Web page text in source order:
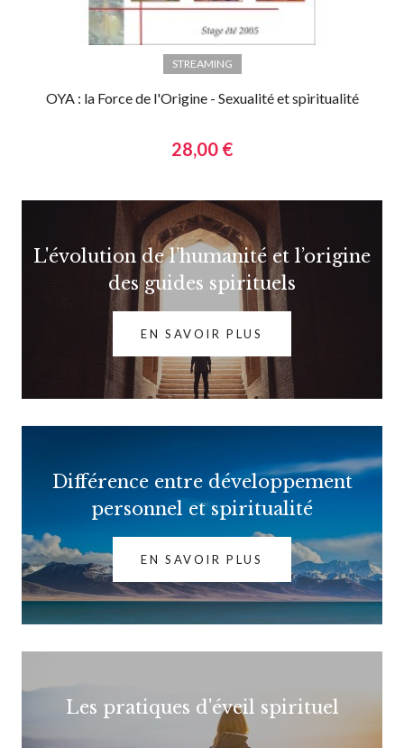
STREAMING
OYA : la Force de l'Origine - Sexualité et spiritualité
28,00 €
L'évolution de l’humanité et l’origine
des guides spirituels
EN SAVOIR PLUS
Différence entre développement
personnel et spiritualité
EN SAVOIR PLUS
Les pratiques d'éveil spirituel